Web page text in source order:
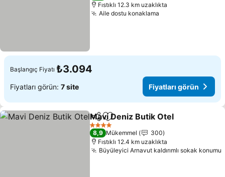
Fıstıklı 12.3 km uzaklıkta
Aile dostu konaklama
Başlangıç Fiyatı ₺3.094
Fiyatları görün: 7 site Fiyatları görün
PaylaşFavorilerime ekle
Mavi Deniz Butik Otel
4 Yıldız
8,9 Mükemmel
300
Fıstıklı 12.4 km uzaklıkta
Büyüleyici Arnavut kaldırımlı sokak konumu